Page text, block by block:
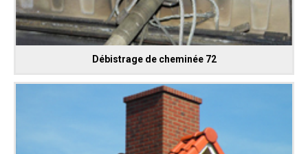
Débistrage de cheminée 72